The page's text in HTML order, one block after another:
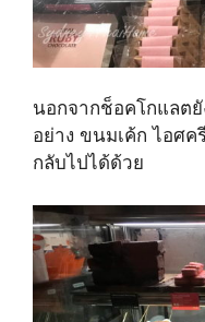
นอกจากช็อคโกแลต
อย่าง ขนมเค้ก ไอศค
กลับไปได้ด้วย